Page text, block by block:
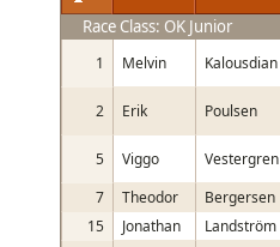
Race Class: OK Junior
1 Melvin Kalousdian
2 Erik Poulsen
5 Viggo Vestergren
7
Theodor Bergersen
15
Jonathan Landström